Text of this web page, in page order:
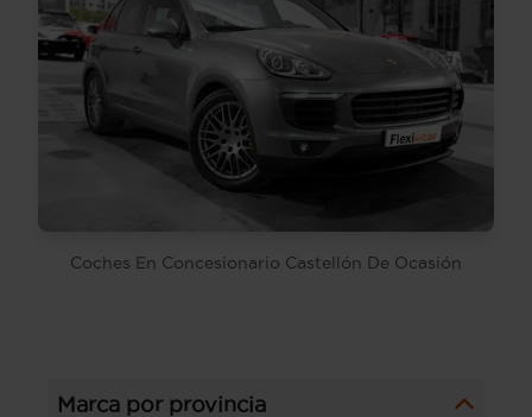
Coches En Concesionario Castellón De Ocasión
Marca por provincia